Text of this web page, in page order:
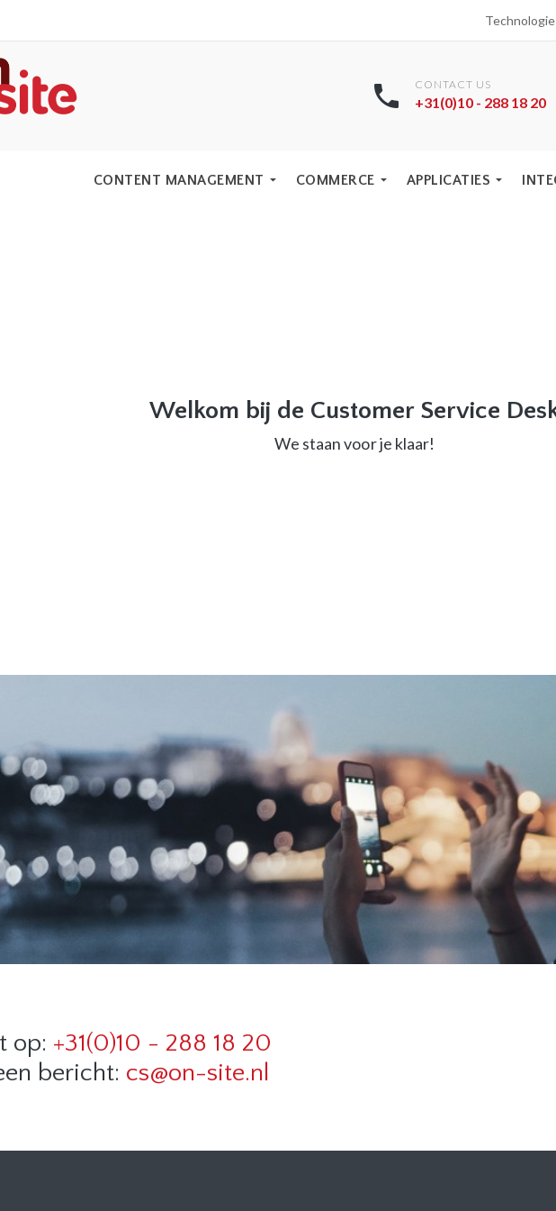
CONTACT US
+31(0)10 - 288 18 20
CONTENT MANAGEMENT COMMERCE APPLICATIES
Welkom bij de Customer Service
We staan voor je klaar!
op: +31(0)10 - 288 18 20
bericht: cs@on-site.nl